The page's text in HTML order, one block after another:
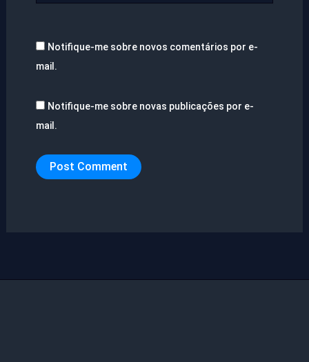
Notifique-me sobre novos comentários por e-
mail.
Notifique-me sobre novas publicações por e-
mail.